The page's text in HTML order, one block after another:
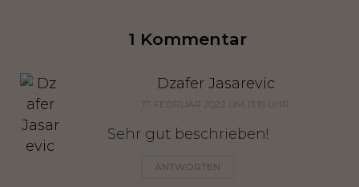
1 Kommentar
Dzafer Jasarevic
17. FEBRUAR 2022 UM 13:18 UHR
Sehr gut beschrieben!
ANTWORTEN